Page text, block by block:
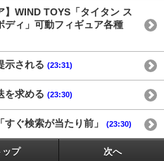
】WIND TOYS「タイタン ス
ディ」可動フィギュア各種
示される (23:31)
を求める (23:30)
ぐ検索が当たり前」 (23:30)
ップ 次へ